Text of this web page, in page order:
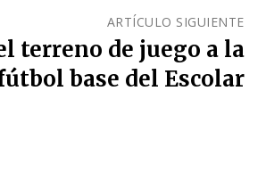
ARTÍCULO SIGUIENTE
terreno de juego a la
base del Escolar